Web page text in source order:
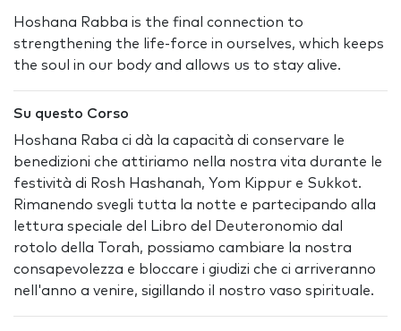
Hoshana Rabba is the final connection to
strengthening the life-force in ourselves, which keeps
the soul in our body and allows us to stay alive.
Su questo Corso
Hoshana Raba ci dà la capacità di conservare le
benedizioni che attiriamo nella nostra vita durante le
festività di Rosh Hashanah, Yom Kippur e Sukkot.
Rimanendo svegli tutta la notte e partecipando alla
lettura speciale del Libro del Deuteronomio dal
rotolo della Torah, possiamo cambiare la nostra
consapevolezza e bloccare i giudizi che ci arriveranno
nell'anno a venire, sigillando il nostro vaso spirituale.